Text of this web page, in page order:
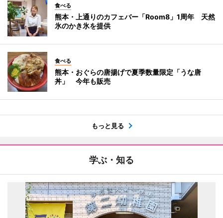
食べる
熊本・上通りのカフェバー「Room8」1周年 天然
氷のかき氷を提供
食べる
熊本・おぐらの唐揚げで夏季数量限定「うな唐
丼」 今年も販売
もっと見る
学ぶ・知る